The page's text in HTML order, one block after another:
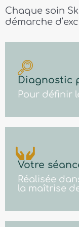
Chaque soin
démarche
Diagnostic
Pour définir
Votre
Réalisée
la maîtrise